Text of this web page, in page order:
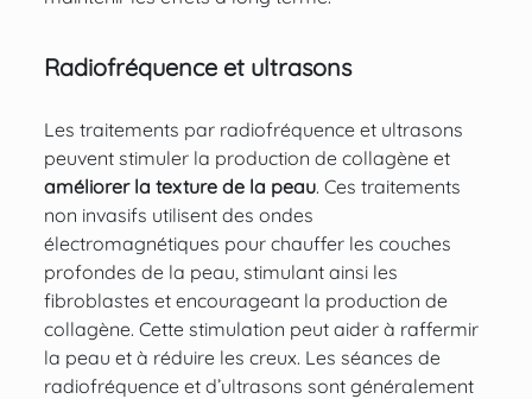
Radiofréquence et ultrasons
Les traitements par radiofréquence et ultrasons
peuvent stimuler la production de collagène et
améliorer la texture de la peau. Ces traitements
non invasifs utilisent des ondes
électromagnétiques pour chauffer les couches
profondes de la peau, stimulant ainsi les
fibroblastes et encourageant la production de
collagène. Cette stimulation peut aider à raffermir
la peau et à réduire les creux. Les séances de
radiofréquence et d’ultrasons sont généralement